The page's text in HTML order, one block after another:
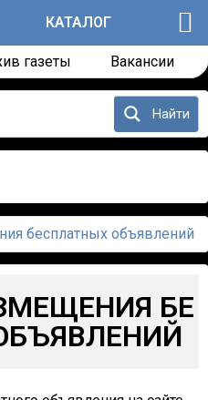
КАТАЛОГ
газеты Вакансии
Найти
бесплатных объявлений
БЕ